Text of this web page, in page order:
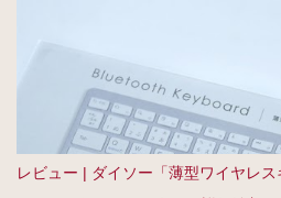
レビュー | ダイソー「薄型ワイヤレ